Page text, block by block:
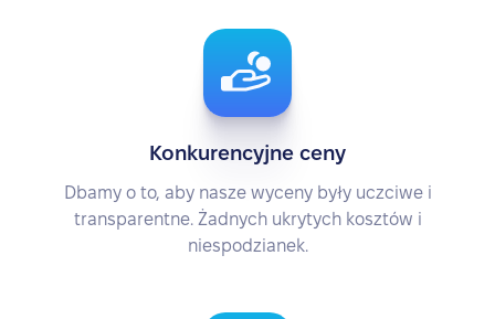
Konkurencyjne ceny
Dbamy o to, aby nasze wyceny były uczciwe i
transparentne. Żadnych ukrytych kosztów i
niespodzianek.